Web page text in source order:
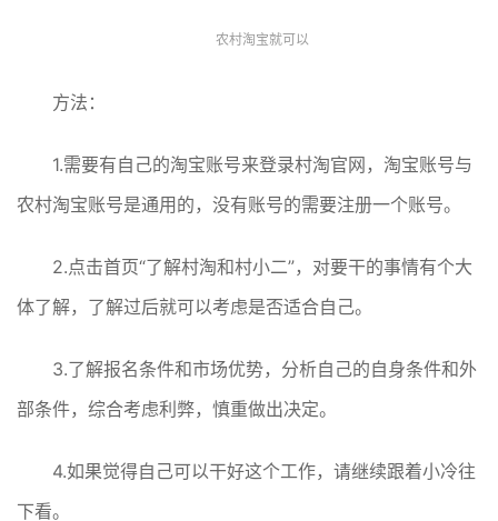
农村淘宝就可以
方法：
1.需要有自己的淘宝账号来登录村淘官网，淘宝账号与
农村淘宝账号是通用的，没有账号的需要注册一个账号。
2.点击首页“了解村淘和村小二”，对要干的事情有个大
体了解，了解过后就可以考虑是否适合自己。
3.了解报名条件和市场优势，分析自己的自身条件和外
部条件，综合考虑利弊，慎重做出决定。
4.如果觉得自己可以干好这个工作，请继续跟着小冷往
下看。